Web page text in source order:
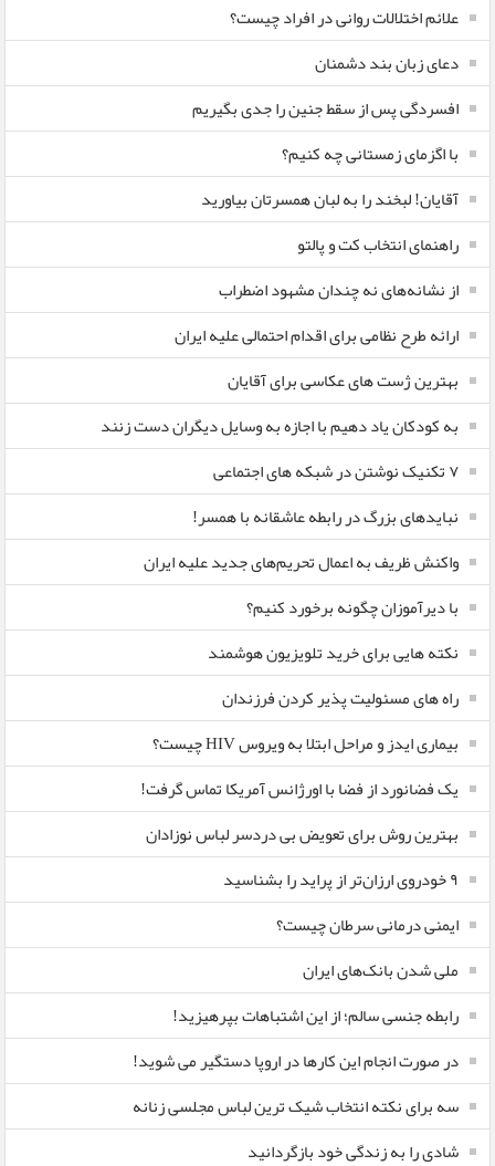
علائم اختلالات روانی در افراد چیست؟
دعای زبان بند دشمنان
افسردگی پس از سقط جنین را جدی بگیریم
با اگزمای زمستانی چه کنیم؟
آقایان! لبخند را به لبان همسرتان بیاورید
راهنمای انتخاب کت و پالتو
از نشانه‌های نه چندان مشهود اضطراب
ارائه طرح نظامی برای اقدام احتمالی علیه ایران
بهترین ژست های عکاسی برای آقایان
به کودکان یاد دهیم با اجازه به وسایل دیگران دست زنند
۷ تکنیک نوشتن در شبکه های اجتماعی
نبایدهای بزرگ در رابطه عاشقانه با همسر!
واکنش ظریف به اعمال تحریم‌های جدید علیه ایران
با دیرآموزان چگونه برخورد کنیم؟
نکته هایی برای خرید تلویزیون هوشمند
راه های مسئولیت پذیر کردن فرزندان
بیماری ایدز و مراحل ابتلا به ویروس HIV چیست؟
یک فضانورد از فضا با اورژانس آمریکا تماس گرفت!
بهترین روش برای تعویض بی دردسر لباس نوزادان
٩ خودروی ارزان‌تر از پراید را بشناسید
ایمنی درمانی سرطان چیست؟
ملی شدن بانک‌های ایران
رابطه جنسی سالم؛ از این اشتباهات بپرهیزید!
در صورت انجام این کارها در اروپا دستگیر می شوید!
سه برای نکته انتخاب شیک ترین لباس مجلسی زنانه
شادی را به زندگی خود بازگردانید